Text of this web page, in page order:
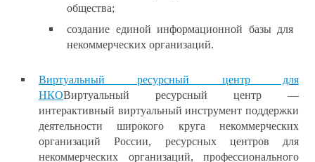
общества;
создание единой информационной базы для
некоммерческих организаций.
Виртуальный ресурсный центр для
НКОВиртуальный ресурсный центр —
интерактивный виртуальный инструмент поддержки
деятельности широкого круга некоммерческих
организаций России, ресурсных центров для
некоммерческих организаций, профессионального